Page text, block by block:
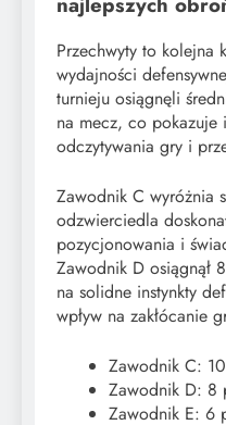
Przechwyty to kolejna
wydajności
turnieju osiągnęli
na mecz, co
odczytywania gry i
Zawodnik C wyróżnia
odzwierciedla
pozycjonowania i
Zawodnik D osiągnął
na solidne instynkty
wpływ na zakłócanie
Zawodnik C:
Zawodnik D: 8
Zawodnik E: 6